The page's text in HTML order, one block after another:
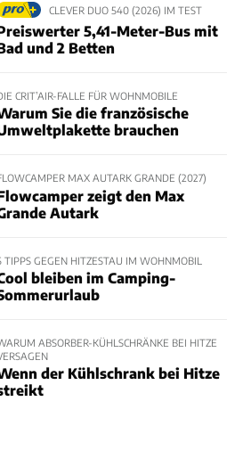
CLEVER DUO 540 (2026) IM TEST
5,41-Meter-Bus mit
und 2 Betten
CRIT’AIR-FALLE FÜR WOHNMOBILE
Sie die französische
brauchen
MAX AUTARK GRANDE (2027)
zeigt den Max
Autark
TIPPS GEGEN HITZESTAU IM WOHNMOBIL
bleiben im Camping-
ABSORBER-KÜHLSCHRÄNKE BEI HITZE
der Kühlschrank bei Hitze